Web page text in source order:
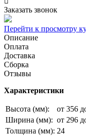
Заказать звонок
Перейти к просмотру
Описание
Оплата
Доставка
Сборка
Отзывы
Характеристики
Высота (мм):
от 356
Ширина (мм): от 296
Толщина (мм): 24